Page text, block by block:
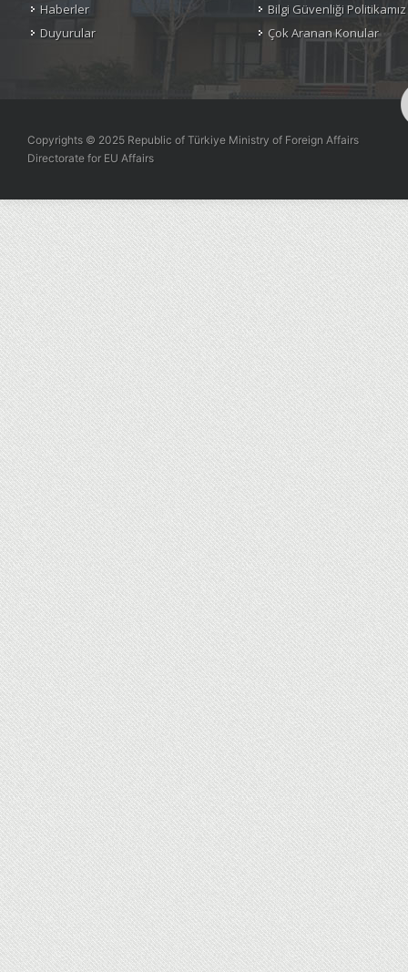
Haberler
Duyurular
Bilgi Güvenliği Politikamız
Çok Aranan Konular
Copyrights © 2025 Republic of Türkiye Ministry of Foreign Affairs
Directorate for EU Affairs